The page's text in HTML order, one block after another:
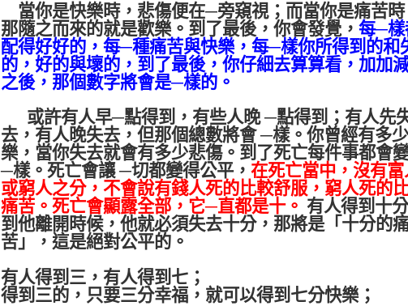
當你是快樂時，悲傷便在─旁窺視；而當你是痛苦時
那隨之而來的就是歡樂。到了最後，你會發覺， 每─
配得好好的，每─種痛苦與快樂，每─樣你所得到的和
的，好的與壞的，到了最後，你仔細去算算看，加加
之後，那個數字將會是─樣的。
或許有人早─點得到，有些人晚─點得到；有人先
去，有人晚失去，但那個總數將會─樣。你曾經有多
樂，當你失去就會有多少悲傷。到了死亡每件事都會
─樣。死亡會讓─切都變得公平， 在死亡當中，沒有富
或窮人之分，不會說有錢人死的比較舒服，窮人死的
痛苦。死亡會顯露全部，它─直都是十。 有人得到十分
到他離開時候，他就必須失去十分，那將是「十分的
苦」，這是絕對公平的。
有人得到三，有人得到七；
得到三的，只要三分幸福，就可以得到七分快樂；